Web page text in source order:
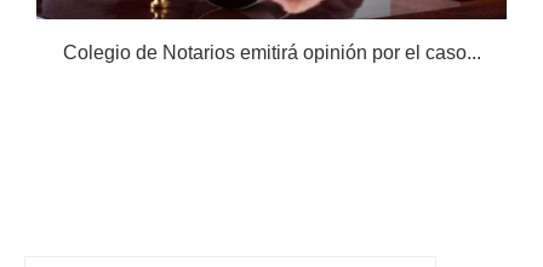
Colegio de Notarios emitirá opinión por el caso...